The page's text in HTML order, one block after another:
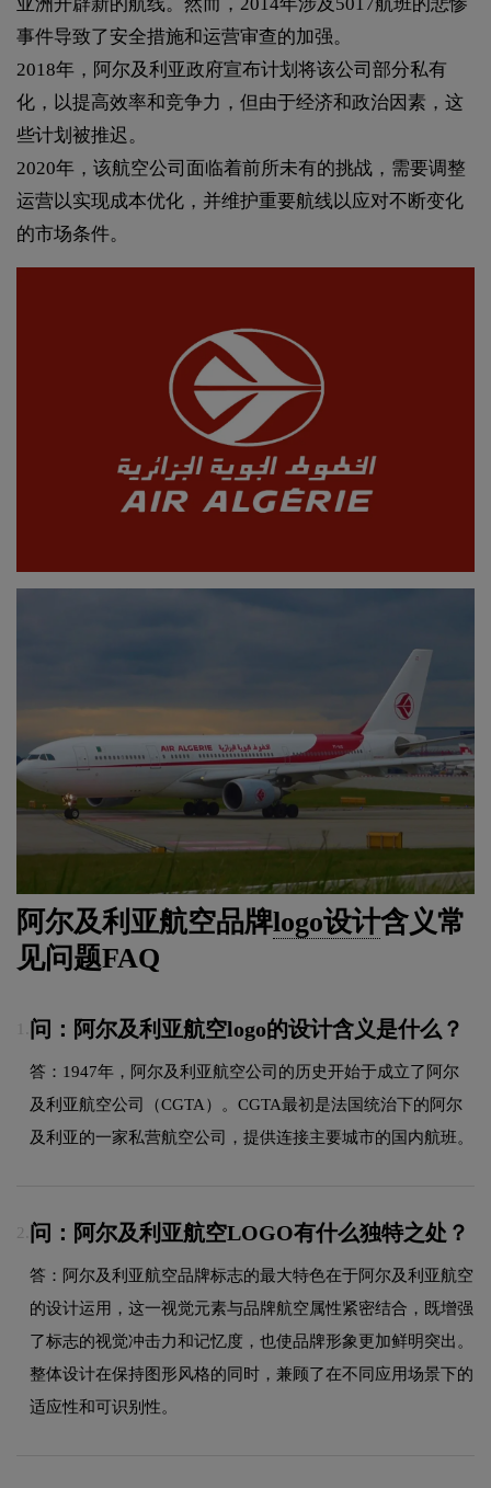
事件导致了安全措施和运营审查的加强。
2018年，阿尔及利亚政府宣布计划将该公司部分私有
化，以提高效率和竞争力，但由于经济和政治因素，这
些计划被推迟。
2020年，该航空公司面临着前所未有的挑战，需要调整
运营以实现成本优化，并维护重要航线以应对不断变化
的市场条件。
阿尔及利亚航空品牌logo设计含义常
见问题FAQ
问：阿尔及利亚航空logo的设计含义是什么？
答：1947年，阿尔及利亚航空公司的历史开始于成立了阿尔
及利亚航空公司（CGTA）。CGTA最初是法国统治下的阿尔
及利亚的一家私营航空公司，提供连接主要城市的国内航班。
2. 问：阿尔及利亚航空LOGO有什么独特之处？
答：阿尔及利亚航空品牌标志的最大特色在于阿尔及利亚航空
的设计运用，这一视觉元素与品牌航空属性紧密结合，既增强
了标志的视觉冲击力和记忆度，也使品牌形象更加鲜明突出。
整体设计在保持图形风格的同时，兼顾了在不同应用场景下的
适应性和可识别性。